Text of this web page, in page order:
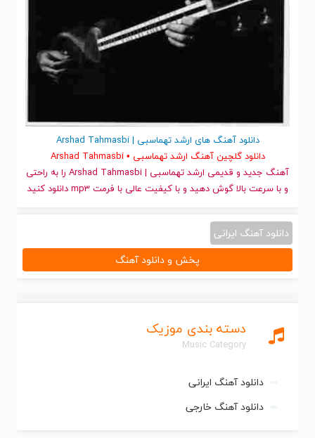
دسته بندی موزیک
Music Category
دانلود آهنگ ایرانی
دانلود آهنگ خارجی
دانلود آهنگ های ارشد تهماسبی | Arshad Tahmasbi
دانلود گلچین آهنگ ارشد تهماسبی • Arshad Tahmasbi
آهنگ جدید
و قدیمی ارشد تهماسبی | Arshad Tahmasbi را به راحتی
و با سرعت بالا گوش دهید و با کیفیت عالی با فرمت mp3 دانلود کنید
دانلود آهنگ ایرانی
پخش و دانلود آهنگ